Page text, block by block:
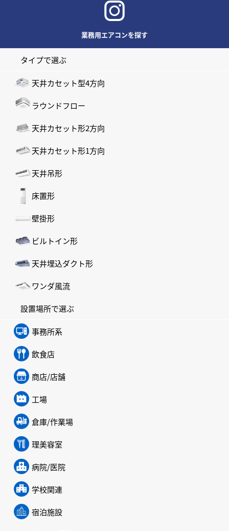
業務用エアコンを探す
タイプで選ぶ
天井カセット型4方向
ラウンドフロー
天井カセット形2方向
天井カセット形1方向
天井吊形
床置形
壁掛形
ビルトイン形
天井埋込ダクト形
ワンダ風流
設置場所で選ぶ
事務所系
飲食店
商店/店舗
工場
倉庫/作業場
理美容室
病院/医院
学校関連
宿泊施設